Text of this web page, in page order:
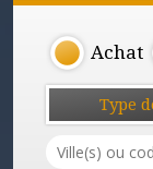
Achat
Type